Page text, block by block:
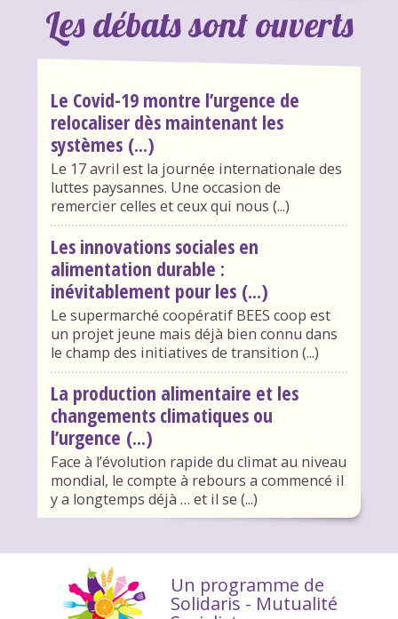
Les débats sont ouverts
Le Covid-19 montre l’urgence de
relocaliser dès maintenant les
systèmes (...)
Le 17 avril est la journée internationale des
luttes paysannes. Une occasion de
remercier celles et ceux qui nous (...)
Les innovations sociales en
alimentation durable :
inévitablement pour les (...)
Le supermarché coopératif BEES coop est
un projet jeune mais déjà bien connu dans
le champ des initiatives de transition (...)
La production alimentaire et les
changements climatiques ou
l’urgence (...)
Face à l’évolution rapide du climat au niveau
mondial, le compte à rebours a commencé il
y a longtemps déjà … et il se (...)
Un programme de
Solidaris - Mutualité